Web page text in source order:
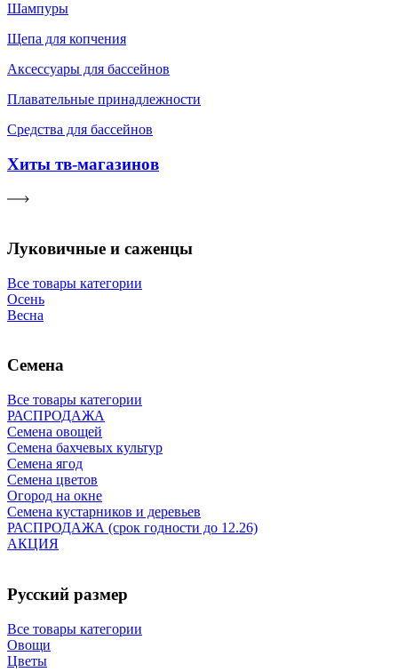
Шампуры
Щепа для копчения
Аксессуары для бассейнов
Плавательные принадлежности
Средства для бассейнов
Хиты тв-магазинов
Луковичные и саженцы
Все товары категории
Осень
Весна
Семена
Все товары категории
РАСПРОДАЖА
Семена овощей
Семена бахчевых культур
Семена ягод
Семена цветов
Огород на окне
Семена кустарников и деревьев
РАСПРОДАЖА (срок годности до 12.26)
АКЦИЯ
Русский размер
Все товары категории
Овощи
Цветы